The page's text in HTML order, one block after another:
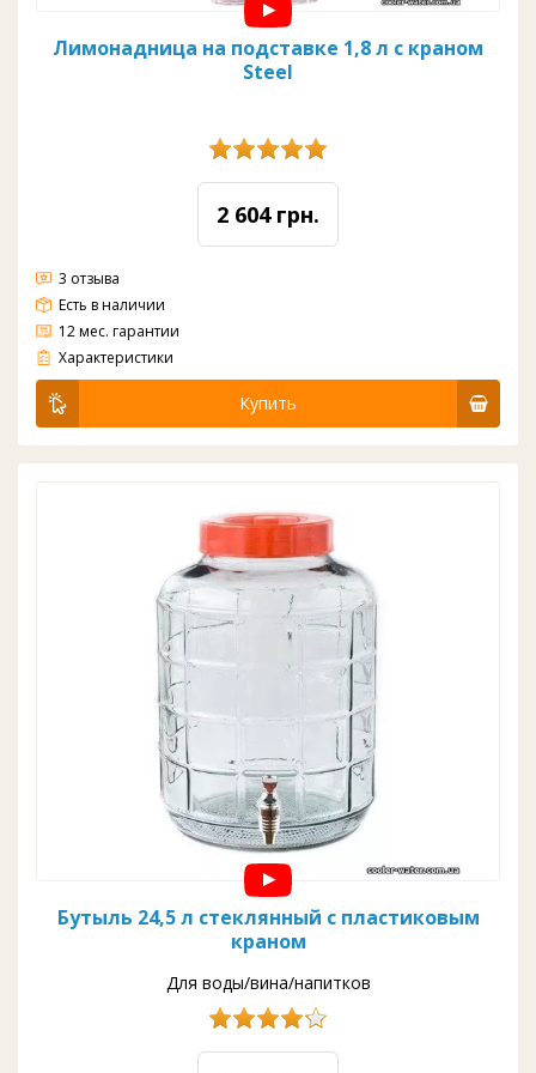
Лимонадница на подставке 1,8 л с краном
Steel
2 604 грн.
3 отзыва
Есть в наличии
12 мес. гарантии
Материал: стекло
Вода: комнатная
Цвет: прозрачный
Кран: пластик
Объем: 1,8 л
Диаметр: 160 мм
Высота: 445 мм
Характеристики
Купить
Бутыль 24,5 л стеклянный с пластиковым
краном
Для воды/вина/напитков